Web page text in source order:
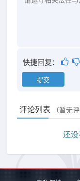
快捷回复：
评论列表 （暂无评
还